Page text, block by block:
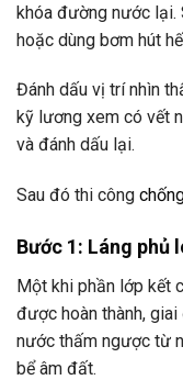
khóa đường nước lại.
hoặc dùng bơm hút
Đánh dấu vị trí nhìn
kỹ lương xem có vết
và đánh dấu lại.
Sau đó thi công
Bước 1: Láng phủ
Một khi phần lớp kết
được hoàn thành,
nước thấm ngược từ
bể âm đất.